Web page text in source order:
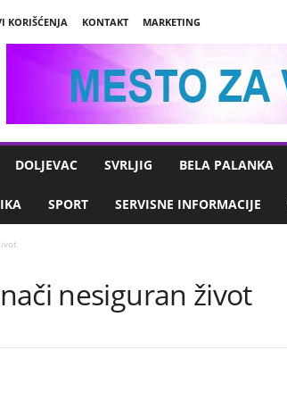
KORIŠĆENJA KONTAKT
MARKETING
DOLJEVAC SVRLJIG BELA PALANKA
SPORT SERVISNE INFORMACIJE
nesiguran život